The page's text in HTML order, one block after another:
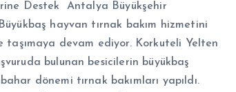
Destek Antalya Büyükşehir
hayvan tırnak bakım hizmetini
taşımaya devam ediyor. Korkuteli Yelten
bulunan besicilerin büyükbaş
dönemi tırnak bakımları yapıldı.